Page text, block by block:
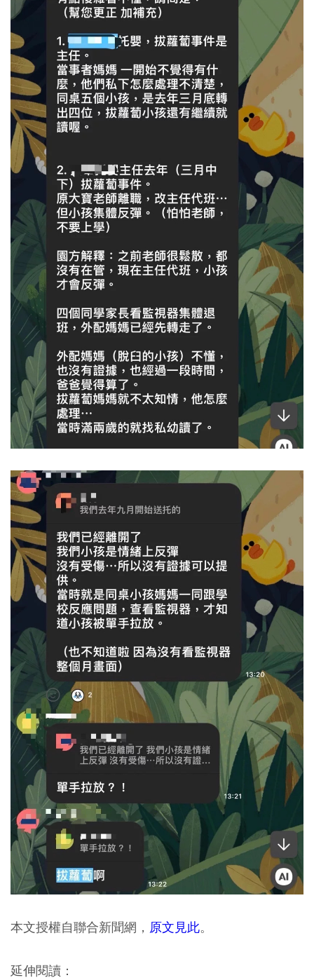
本文授權自聯合新聞網， 原文見此。
延伸閱讀：